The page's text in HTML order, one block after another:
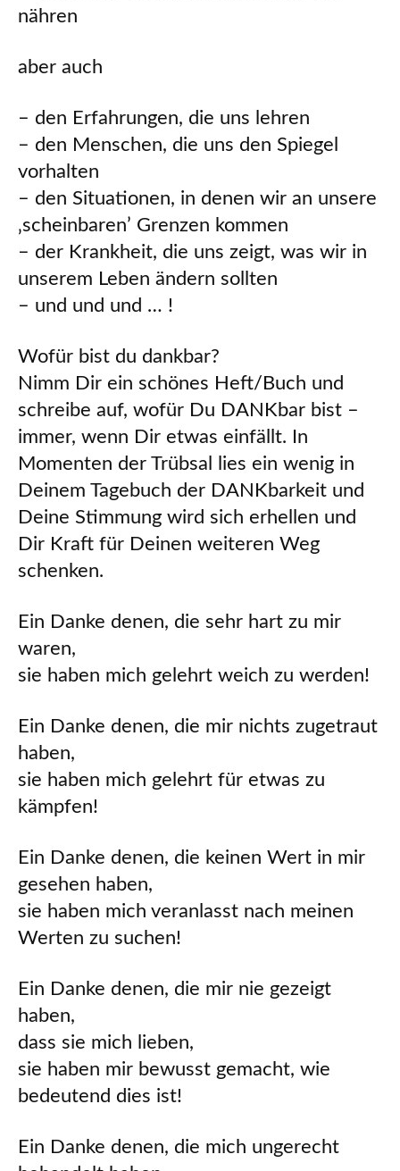
nähren
aber auch
– den Erfahrungen, die uns lehren
– den Menschen, die uns den Spiegel
vorhalten
– den Situationen, in denen wir an unsere
‚scheinbaren’ Grenzen kommen
– der Krankheit, die uns zeigt, was wir in
unserem Leben ändern sollten
– und und und … !
Wofür bist du dankbar?
Nimm Dir ein schönes Heft/Buch und
schreibe auf, wofür Du DANKbar bist –
immer, wenn Dir etwas einfällt. In
Momenten der Trübsal lies ein wenig in
Deinem Tagebuch der DANKbarkeit und
Deine Stimmung wird sich erhellen und
Dir Kraft für Deinen weiteren Weg
schenken.
Ein Danke denen, die sehr hart zu mir
waren,
sie haben mich gelehrt weich zu werden!
Ein Danke denen, die mir nichts zugetraut
haben,
sie haben mich gelehrt für etwas zu
kämpfen!
Ein Danke denen, die keinen Wert in mir
gesehen haben,
sie haben mich veranlasst nach meinen
Werten zu suchen!
Ein Danke denen, die mir nie gezeigt
haben,
dass sie mich lieben,
sie haben mir bewusst gemacht, wie
bedeutend dies ist!
Ein Danke denen, die mich ungerecht